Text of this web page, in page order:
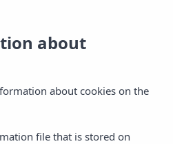
about
about cookies on the
file that is stored on